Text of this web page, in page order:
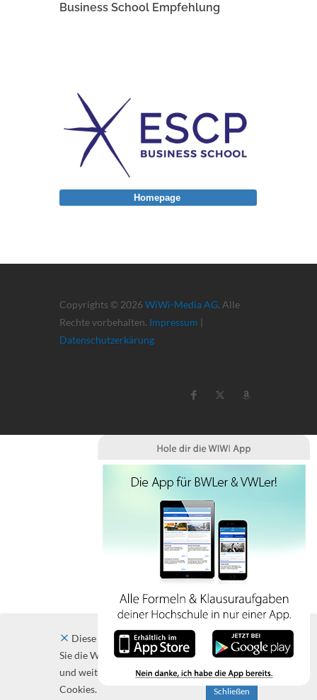
Business School Empfehlung
Copyrights © 2026 WiWi-Media AG. Alle
Rechte vorbehalten. Impressum |
Datenschutzerkärung
Diese Website verwendet Cookies. Indem
Sie die Website und ihre Angebote nutzen
und weiter navigieren, akzeptieren Sie diese
Cookies.
Schließen
Homepage